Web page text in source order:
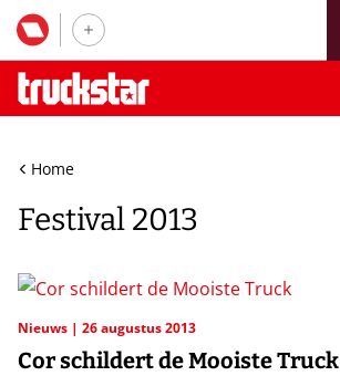
Home
Festival 2013
Nieuws 26 augustus 2013
Cor schildert de Mooiste Truck